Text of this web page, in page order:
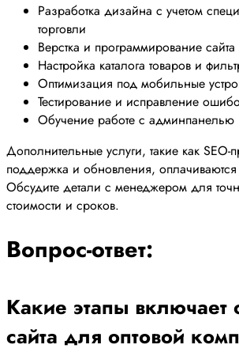
Разработка дизайна с учетом
торговли
Верстка и программирование сайта
Настройка каталога товаров и
Оптимизация под мобильные
Тестирование и исправление
Обучение работе с админпанелью
Дополнительные услуги, такие как SEO-
поддержка и обновления,
Обсудите детали с менеджером для
стоимости и сроков.
Вопрос-ответ:
Какие этапы включает
сайта для оптовой